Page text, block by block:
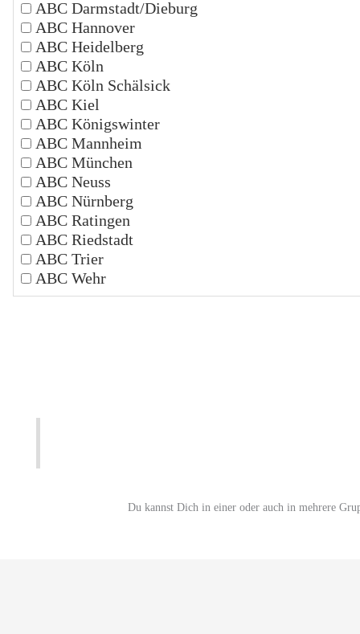
ABC Darmstadt/Dieburg
ABC Hannover
ABC Heidelberg
ABC Köln
ABC Köln Schälsick
ABC Kiel
ABC Königswinter
ABC Mannheim
ABC München
ABC Neuss
ABC Nürnberg
ABC Ratingen
ABC Riedstadt
ABC Trier
ABC Wehr
Du kannst Dich in einer oder auch in mehrere